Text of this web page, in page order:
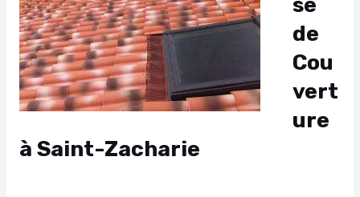
de
Cou
vert
ure
à Saint-Zacharie